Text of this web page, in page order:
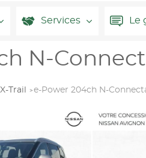
Services Le
N-
X-Trail e-Power 204ch N-